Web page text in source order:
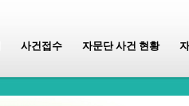
사건접수 자문단 사건 현황